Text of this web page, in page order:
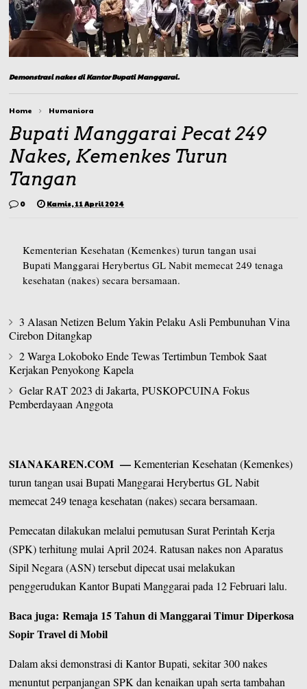
Demonstrasi nakes di Kantor Bupati Manggarai.
Home Humaniora
Bupati Manggarai Pecat 249
Nakes, Kemenkes Turun
Tangan
0 Kamis, 11 April 2024
Kementerian Kesehatan (Kemenkes) turun tangan usai
Bupati Manggarai Herybertus GL Nabit memecat 249 tenaga
kesehatan (nakes) secara bersamaan.
3 Alasan Netizen Belum Yakin Pelaku Asli Pembunuhan Vina
Cirebon Ditangkap
2 Warga Lokoboko Ende Tewas Tertimbun Tembok Saat
Kerjakan Penyokong Kapela
Gelar RAT 2023 di Jakarta, PUSKOPCUINA Fokus
Pemberdayaan Anggota
SIANAKAREN.COM —Kementerian Kesehatan (Kemenkes)
turun tangan usai BupatiManggarai Herybertus GL Nabit
memecat 249 tenaga kesehatan (nakes) secara bersamaan.
Pemecatan dilakukan melalui pemutusan Surat Perintah Kerja
(SPK) terhitung mulai April 2024. Ratusan nakes non Aparatus
Sipil Negara (ASN) tersebut dipecat usai melakukan
penggerudukan Kantor Bupati Manggarai pada 12 Februari lalu.
Baca juga: Remaja 15 Tahun di Manggarai Timur Diperkosa
Sopir Travel di Mobil
Dalam aksi demonstrasi di Kantor Bupati, sekitar 300 nakes
menuntut perpanjangan SPK dan kenaikan upah serta tambahan